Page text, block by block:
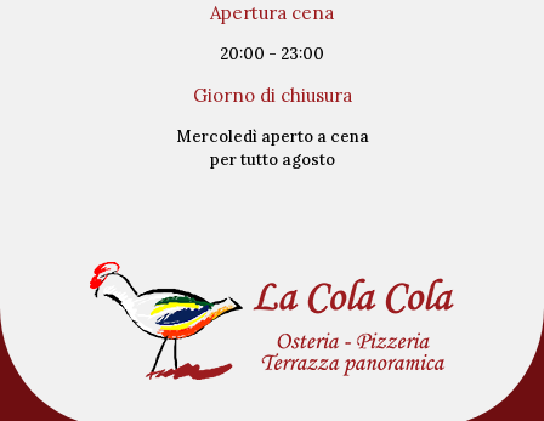
Apertura cena
20:00 - 23:00
Giorno di chiusura
Mercoledì aperto a cena
per tutto agosto